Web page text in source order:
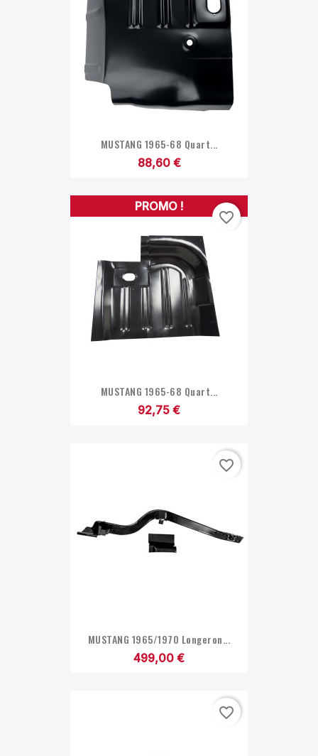
MUSTANG 1965-68 Quart...
88,60 €
MUSTANG 1965-68 Quart...
92,75 €
PROMO !
favorite_border
MUSTANG 1965/1970 Longeron...
499,00 €
favorite_border
favorite_border